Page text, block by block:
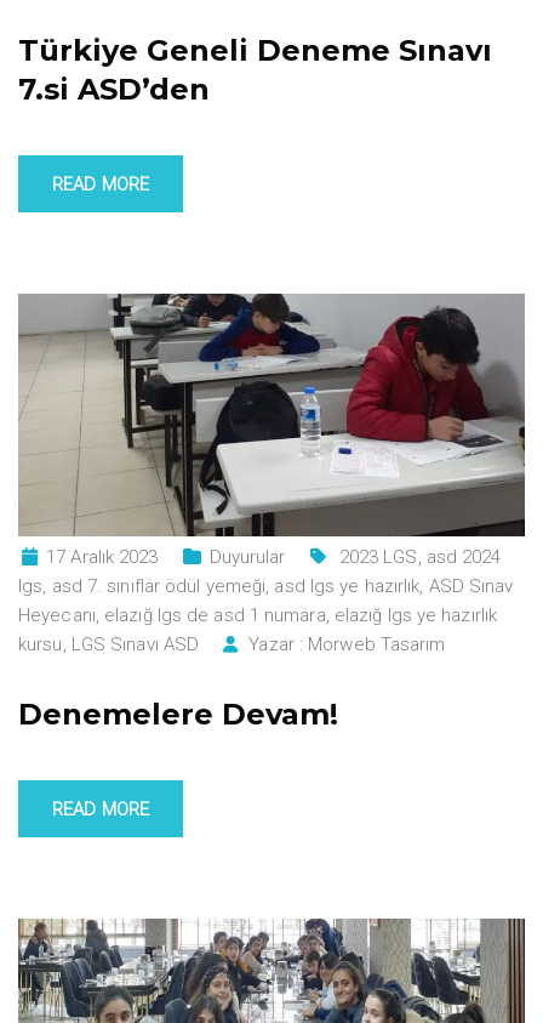
Türkiye Geneli Deneme Sınavı
7.si ASD’den
READ MORE
17 Aralık 2023 Duyurular 2023 LGS, asd 2024
lgs, asd 7. sınıflar ödül yemeği, asd lgs ye hazırlık, ASD Sınav
Heyecanı, elazığ lgs de asd 1 numara, elazığ lgs ye hazırlık
kursu, LGS Sınavı ASD Yazar : Morweb Tasarım
Denemelere Devam!
READ MORE